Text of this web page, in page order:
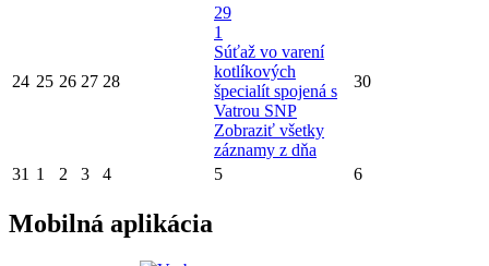
24 25 26 27 28
29
1
Súťaž vo varení
kotlíkových
špecialít spojená s
Vatrou SNP
Zobraziť všetky
záznamy z dňa
30
31 1 2 3 4 5 6
Mobilná aplikácia